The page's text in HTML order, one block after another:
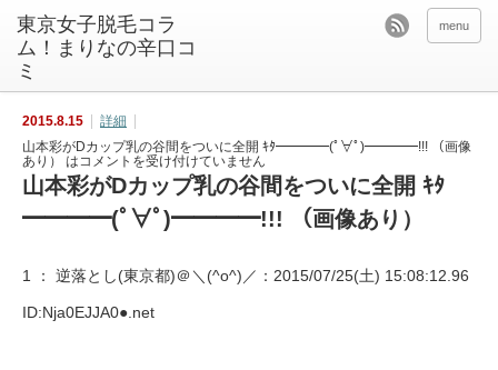
東京女子脱毛コラ
ム！まりなの辛口コ
ミ
menu
2015.8.15
詳細
山本彩がDカップ乳の谷間をついに全開 ｷﾀ━━━━(ﾟ∀ﾟ)━━━━!!! （画像
あり） はコメントを受け付けていません
山本彩がDカップ乳の谷間をついに全開 ｷﾀ
━━━━(ﾟ∀ﾟ)━━━━!!! （画像あり）
1 ： 逆落とし(東京都)＠＼(^o^)／ ：2015/07/25(土) 15:08:12.96
ID:Nja0EJJA0●.net